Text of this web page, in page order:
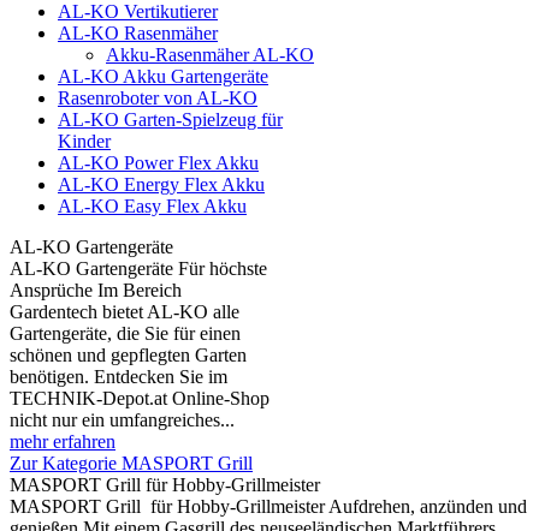
AL-KO Vertikutierer
AL-KO Rasenmäher
Akku-Rasenmäher AL-KO
AL-KO Akku Gartengeräte
Rasenroboter von AL-KO
AL-KO Garten-Spielzeug für
Kinder
AL-KO Power Flex Akku
AL-KO Energy Flex Akku
AL-KO Easy Flex Akku
AL-KO Gartengeräte
AL-KO Gartengeräte Für höchste
Ansprüche Im Bereich
Gardentech bietet AL-KO alle
Gartengeräte, die Sie für einen
schönen und gepflegten Garten
benötigen. Entdecken Sie im
TECHNIK-Depot.at Online-Shop
nicht nur ein umfangreiches...
mehr erfahren
Zur Kategorie MASPORT Grill
MASPORT Grill für Hobby-Grillmeister
MASPORT Grill für Hobby-Grillmeister Aufdrehen, anzünden und